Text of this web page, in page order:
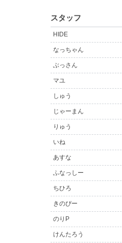
スタッフ
HIDE
なっちゃん
ぶっさん
マユ
しゅう
じゃーまん
りゅう
いね
あすな
ふなっしー
ちひろ
きのぴー
のりP
けんたろう